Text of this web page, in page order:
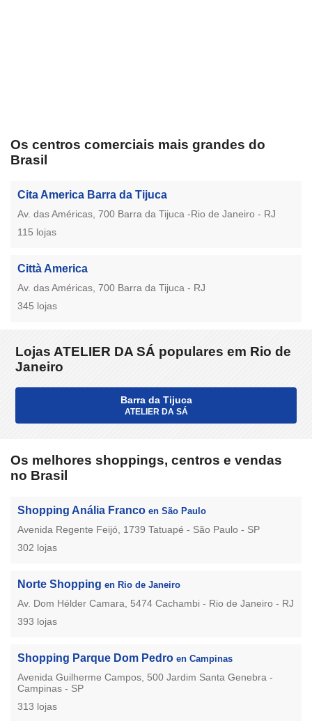
Os centros comerciais mais grandes do
Brasil
Cita America Barra da Tijuca
Av. das Américas, 700 Barra da Tijuca -Rio de Janeiro - RJ
115 lojas
Città America
Av. das Américas, 700 Barra da Tijuca - RJ
345 lojas
Lojas ATELIER DA SÁ populares em Rio de
Janeiro
Barra da Tijuca
ATELIER DA SÁ
Os melhores shoppings, centros e vendas
no Brasil
Shopping Anália Franco en São Paulo
Avenida Regente Feijó, 1739 Tatuapé - São Paulo - SP
302 lojas
Norte Shopping en Rio de Janeiro
Av. Dom Hélder Camara, 5474 Cachambi - Rio de Janeiro - RJ
393 lojas
Shopping Parque Dom Pedro en Campinas
Avenida Guilherme Campos, 500 Jardim Santa Genebra -
Campinas - SP
313 lojas